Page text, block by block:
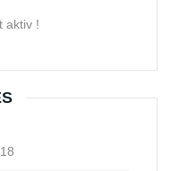
aktiv !